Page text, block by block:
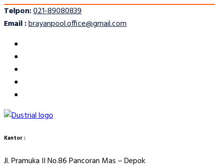
Telpon:021-89080839
Email :brayanpool.office@gmail.com
Kantor :
Jl. Pramuka II No.86 Pancoran Mas – Depok